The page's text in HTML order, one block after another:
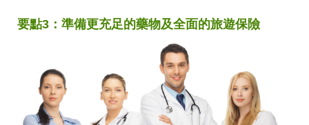
要點3：準備更充足的藥物及全面的旅遊保險